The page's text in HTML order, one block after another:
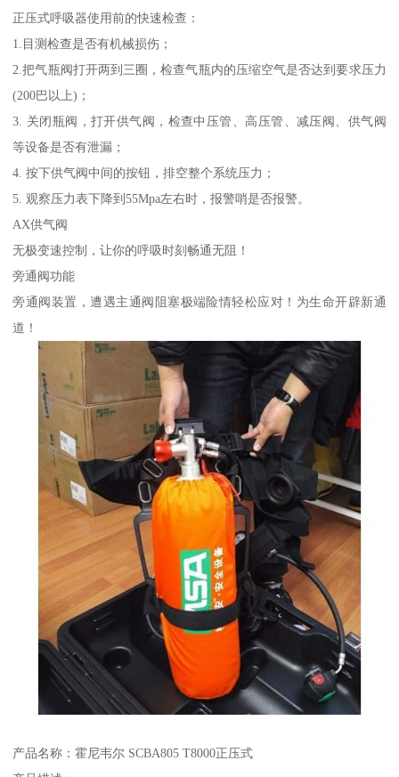
正压式呼吸器使用前的快速检查：
1.目测检查是否有机械损伤；
2.把气瓶阀打开两到三圈，检查气瓶内的压缩空气是否达到要求压力
(200巴以上)；
3. 关闭瓶阀，打开供气阀，检查中压管、高压管、减压阀、供气阀
等设备是否有泄漏；
4. 按下供气阀中间的按钮，排空整个系统压力；
5. 观察压力表下降到55Mpa左右时，报警哨是否报警。
AX供气阀
无极变速控制，让你的呼吸时刻畅通无阻！
旁通阀功能
旁通阀装置，遭遇主通阀阻塞极端险情轻松应对！为生命开辟新通
道！
产品名称：霍尼韦尔 SCBA805 T8000正压式